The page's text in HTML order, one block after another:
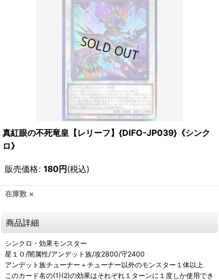
真紅眼の不死竜皇【レリーフ】{DIFO-JP039}《シンク
ロ》
販売価格: 180円(税込)
在庫数 ×
商品詳細
シンクロ・効果モンスター
星１０/闇属性/アンデット族/攻2800/守2400
アンデット族チューナー＋チューナー以外のモンスター１体以上
このカード名の(1)(2)の効果はそれぞれ１ターンに１度しか使用でき